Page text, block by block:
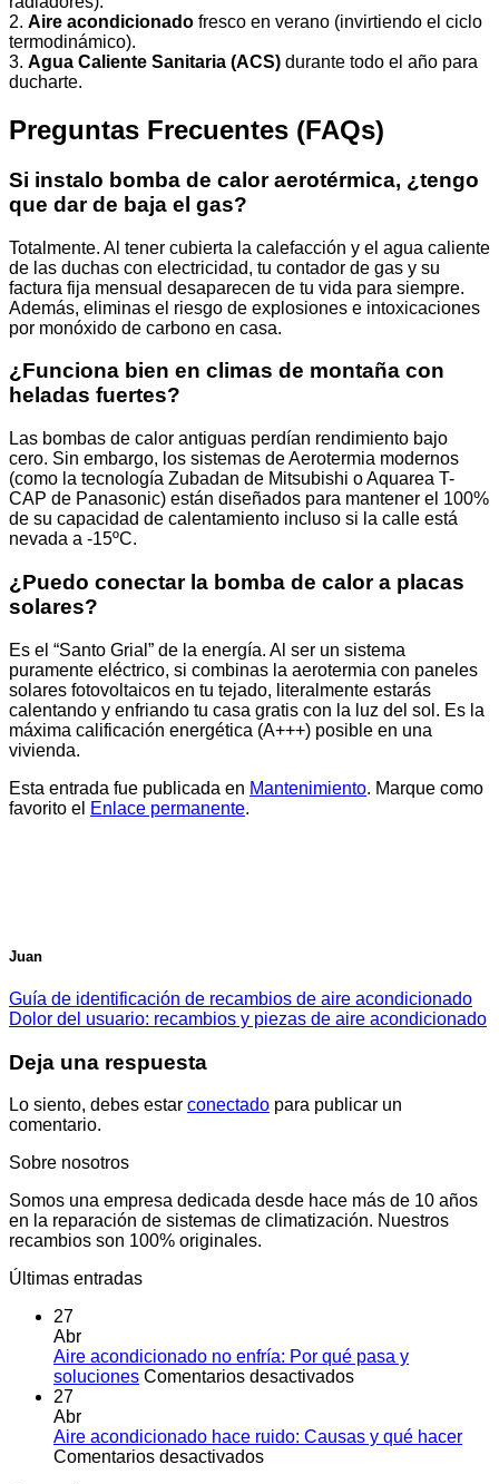
2. Aire acondicionado fresco en verano (invirtiendo el ciclo
termodinámico).
3. Agua Caliente Sanitaria (ACS) durante todo el año para
ducharte.
Preguntas Frecuentes (FAQs)
Si instalo bomba de calor aerotérmica, ¿tengo
que dar de baja el gas?
Totalmente. Al tener cubierta la calefacción y el agua caliente
de las duchas con electricidad, tu contador de gas y su
factura fija mensual desaparecen de tu vida para siempre.
Además, eliminas el riesgo de explosiones e intoxicaciones
por monóxido de carbono en casa.
¿Funciona bien en climas de montaña con
heladas fuertes?
Las bombas de calor antiguas perdían rendimiento bajo
cero. Sin embargo, los sistemas de Aerotermia modernos
(como la tecnología Zubadan de Mitsubishi o Aquarea T-
CAP de Panasonic) están diseñados para mantener el 100%
de su capacidad de calentamiento incluso si la calle está
nevada a -15ºC.
¿Puedo conectar la bomba de calor a placas
solares?
Es el “Santo Grial” de la energía. Al ser un sistema
puramente eléctrico, si combinas la aerotermia con paneles
solares fotovoltaicos en tu tejado, literalmente estarás
calentando y enfriando tu casa gratis con la luz del sol. Es la
máxima calificación energética (A+++) posible en una
vivienda.
Esta entrada fue publicada en Mantenimiento. Marque como
favorito el Enlace permanente.
Juan
Guía de identificación de recambios de aire acondicionado
Dolor del usuario: recambios y piezas de aire acondicionado
Deja una respuesta
Lo siento, debes estar conectado para publicar un
comentario.
Sobre nosotros
Somos una empresa dedicada desde hace más de 10 años
en la reparación de sistemas de climatización. Nuestros
recambios son 100% originales.
Últimas entradas
27
Abr
Aire acondicionado no enfría: Por qué pasa y
soluciones Comentarios desactivadosen
no
27
Abr
Aire acondicionado hace ruido: Causas y qué hacer
Comentarios desactivadosen